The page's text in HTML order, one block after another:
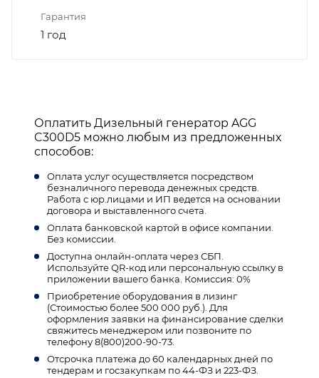
Гарантия
1 год
Оплатить Дизельный генератор AGG
C300D5 можно любым из предложенных
способов:
Оплата услуг осуществляется посредством
безналичного перевода денежных средств.
Работа с юр.лицами и ИП ведется на основании
договора и выставленного счета.
Оплата банковской картой в офисе компании.
Без комиссии.
Доступна онлайн-оплата через СБП.
Используйте QR-код или персональную ссылку в
приложении вашего банка. Комиссия: 0%
Приобретение оборудования в лизинг
(Стоимостью более 500 000 руб.). Для
оформления заявки на финансирование сделки
свяжитесь менеджером или позвоните по
телефону 8(800)200-90-73.
Отсрочка платежа до 60 календарных дней по
тендерам и госзакупкам по 44-ФЗ и 223-ФЗ.